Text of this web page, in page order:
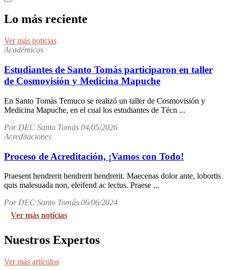
Lo más reciente
Ver más noticias
Académicos
Estudiantes de Santo Tomás participaron en taller
de Cosmovisión y Medicina Mapuche
En Santo Tomás Temuco se realizó un taller de Cosmovisión y
Medicina Mapuche, en el cual los estudiantes de Técn ...
Por DEC Santo Tomás 04/05/2026
Acreditaciones
Proceso de Acreditación, ¡Vamos con Todo!
Praesent hendrerit hendrerit hendrerit. Maecenas dolor ante, lobortis
quis malesuada non, eleifend ac lectus. Praese ...
Por DEC Santo Tomás 06/06/2024
Ver más noticias
Nuestros Expertos
Ver más artículos